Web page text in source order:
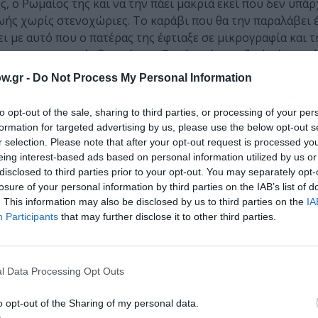
- Do Not Process My Personal Information
opt-out of the sale, sharing to third parties, or processing of your
for targeted advertising by us, please use the below opt-out
selection. Please note that after your opt-out request is processed
interest-based ads based on personal information utilized by us
to third parties prior to your opt-out. You may separately
of your personal information by third parties on the IAB’s list of
This information may also be disclosed by us to third parties on the
Participants that may further disclose it to other third parties.
Data Processing Opt Outs
opt-out of the Sharing of my personal data.
ο Ρωμαίος της και να την πάει μακριά εκεί που δεν
χωρίς στενοχώριες. Το καράβι που θα την παραλάβει
αυτό που ο πατέρας της έφτιαξε σε μικρογραφία και
πραγματικές διαστάσεις. Γιατί τι είναι η ζωή πέρα
για να καταφέρεις να αποδράσεις και να ζήσεις κάτι
και ας μην είναι πορφυρά.
άραγε ένας παράδεισος του ίδιου του Γκριν? – η
αγάπης, οι θησαυροί της ζωής αστείρευτοι,
Ακόμα και αν προκύψουν βροχές αυτές είναι
αγάπη που απλώνεται όπως τα κυκλάμινα στην πεδιάδα.
συμπεριφορές στο χωριό που ζει και που σαν
της. Σε μία κοινωνία που δεν μπορείς να πετάξεις
τα δικά σου φτερά και σαν ένας Πίτερ Παν ίπτασαι
τους. Η Ασσόλ περιμένει την στιγμή της
να είναι ο ίδιος ο Γκριν αν αναλογιστούμε και το
του κακού που τόσο καιρό διοχέτευσε τόσο σε
“Αχ, Ασσόλ, μήπως ξέρουν ν’ αγαπούν;